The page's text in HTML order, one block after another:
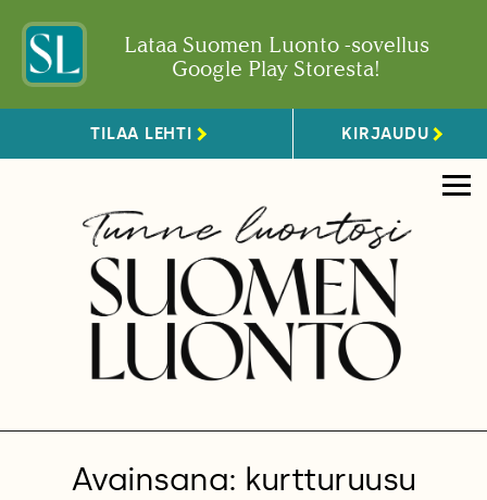
Lataa Suomen Luonto -sovellus
Google Play Storesta!
TILAA LEHTI KIRJAUDU
Avainsana: kurtturuusu